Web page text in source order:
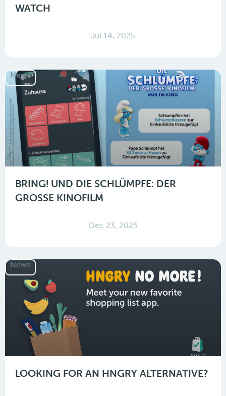
WATCH
Jul 14, 2025
News
BRING! UND DIE SCHLÜMPFE: DER
GROSSE KINOFILM
Dec 23, 2025
News
LOOKING FOR AN HNGRY ALTERNATIVE?